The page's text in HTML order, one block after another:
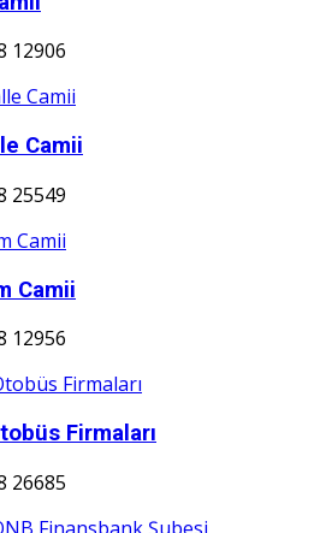
12906
Camii
25549
Camii
12956
Firmaları
26685